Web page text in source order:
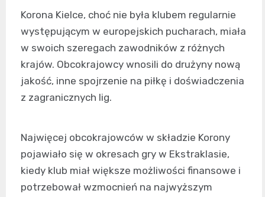
Korona Kielce, choć nie była klubem regularnie
występującym w europejskich pucharach, miała
w swoich szeregach zawodników z różnych
krajów. Obcokrajowcy wnosili do drużyny nową
jakość, inne spojrzenie na piłkę i doświadczenia
z zagranicznych lig.
Najwięcej obcokrajowców w składzie Korony
pojawiało się w okresach gry w Ekstraklasie,
kiedy klub miał większe możliwości finansowe i
potrzebował wzmocnień na najwyższym